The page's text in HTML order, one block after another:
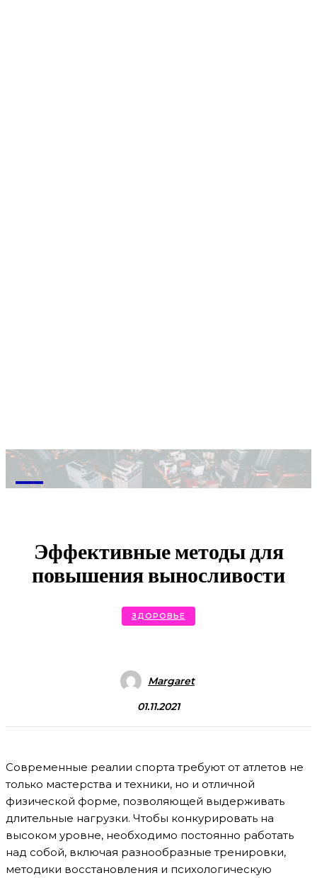
M
Эффективные методы для
повышения выносливости
ЗДОРОВЬЕ
Margaret
01.11.2021
Современные реалии спорта требуют от атлетов не
только мастерства и техники, но и отличной
физической форме, позволяющей выдерживать
длительные нагрузки. Чтобы конкурировать на
высоком уровне, необходимо постоянно работать
над собой, включая разнообразные тренировки,
методики восстановления и психологическую